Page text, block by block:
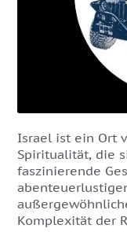
Israel ist ein Ort
Spiritualität, die
faszinierende
Komplexität der